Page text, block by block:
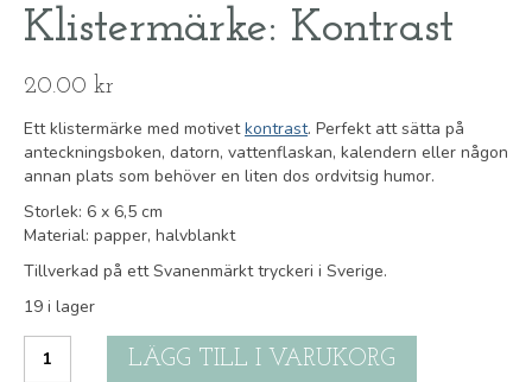
Klistermärke: Kontrast
20.00 kr
Ett klistermärke med motivetkontrast. Perfekt att sätta på
anteckningsboken, datorn, vattenflaskan, kalendern eller någon
annan plats som behöver en liten dos ordvitsig humor.
Storlek: 6 x 6,5 cm
Material: papper, halvblankt
Tillverkad på ett Svanenmärkt tryckeri i Sverige.
19 i lager
Kontrast
LÄGG TILL I VARUKORG